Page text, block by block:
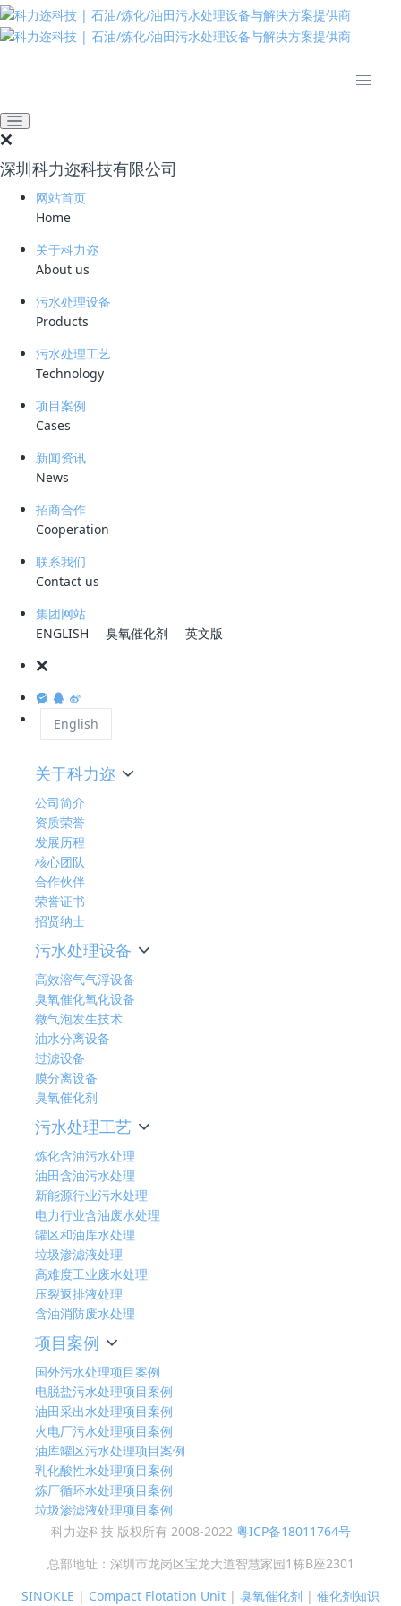
深圳科力迩科技有限公司
网站首页
Home
关于科力迩
About us
污水处理设备
Products
污水处理工艺
Technology
项目案例
Cases
新闻资讯
News
招商合作
Cooperation
联系我们
Contact us
集团网站
ENGLISH
臭氧催化剂 英文版
English
推动绿色发展 建设美丽中国
过滤设备
膜分离设备
臭氧催化剂
推荐 热门
公众号
微信咨询
服务热线
0755-28993144
深圳市龙岗区宝龙大道智慧家园1栋B座2301
工作时间
周一至周五 08 : 30-18 : 00
关于科力迩
公司简介
资质荣誉
发展历程
核心团队
合作伙伴
荣誉证书
招贤纳士
污水处理设备
高效溶气气浮设备
臭氧催化氧化设备
微气泡发生技术
油水分离设备
过滤设备
膜分离设备
臭氧催化剂
污水处理工艺
炼化含油污水处理
油田含油污水处理
新能源行业污水处理
电力行业含油废水处理
罐区和油库水处理
垃圾渗滤液处理
高难度工业废水处理
压裂返排液处理
含油消防废水处理
项目案例
国外污水处理项目案例
电脱盐污水处理项目案例
油田采出水处理项目案例
火电厂污水处理项目案例
油库罐区污水处理项目案例
乳化酸性水处理项目案例
炼厂循环水处理项目案例
垃圾渗滤液处理项目案例
科力迩科技 版权所有 2008-2022 粤ICP备18011764号
总部地址：深圳市龙岗区宝龙大道智慧家园1栋B座2301
SINOKLE | Compact Flotation Unit | 臭氧催化剂 | 催化剂知识